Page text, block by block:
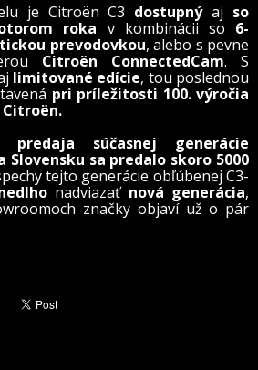
je Citroën C3 dostupnýaj so
roka v kombinácii so 6-
prevodovkou, alebo s pevne
Citroën ConnectedCam. S
limitované edície, tou poslednou
pri príležitosti 100. výročia
Citroën.
predaja
súčasnej generácie
Slovensku sa predalo skoro 5000
tejto generácie obľúbenej C3-
nadviazať nová generácia,
značky objaví už o pár